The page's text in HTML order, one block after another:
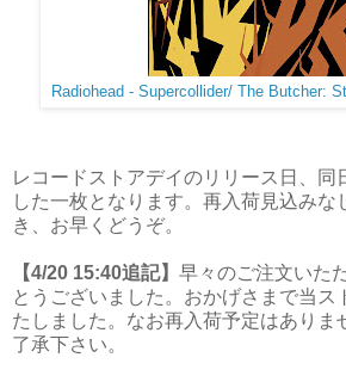
Radiohead - Supercollider/ The Butcher:
レコードストアデイのリリース日、同
した一枚となります。再入荷見込みな
き、お早くどうぞ。
【4/20 15:40追記】 早々のご注文いた
とうございました。おかげさまで当ス
たしました。なお再入荷予定はありま
了承下さい。